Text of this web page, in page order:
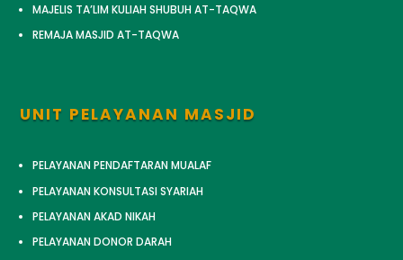
MAJELIS TA’LIM KULIAH SHUBUH AT-TAQWA
REMAJA MASJID AT-TAQWA
UNIT PELAYANAN MASJID
PELAYANAN PENDAFTARAN MUALAF
PELAYANAN KONSULTASI SYARIAH
PELAYANAN AKAD NIKAH
PELAYANAN DONOR DARAH